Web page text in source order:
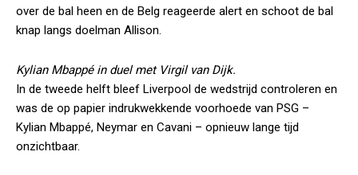
over de bal heen en de Belg reageerde alert en schoot de bal
knap langs doelman Allison.
Kylian Mbappé in duel met Virgil van Dijk.
In de tweede helft bleef Liverpool de wedstrijd controleren en
was de op papier indrukwekkende voorhoede van PSG –
Kylian Mbappé, Neymar en Cavani – opnieuw lange tijd
onzichtbaar.